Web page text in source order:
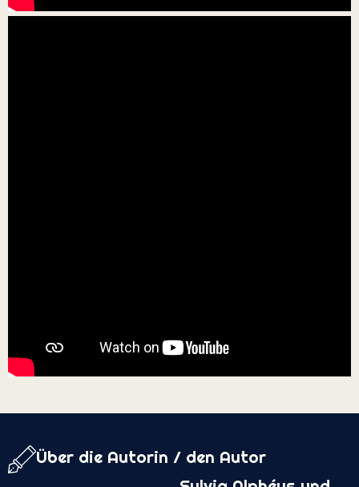
Über die Autorin / den Autor